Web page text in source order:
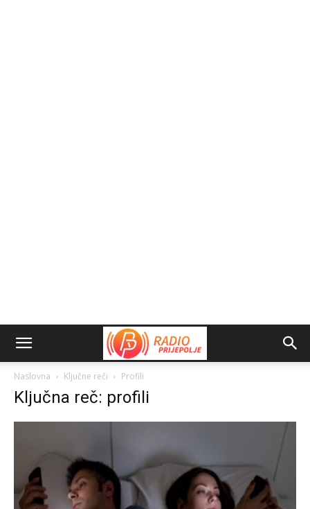
Naslovna Ključne reči Profili
Ključna reč: profili